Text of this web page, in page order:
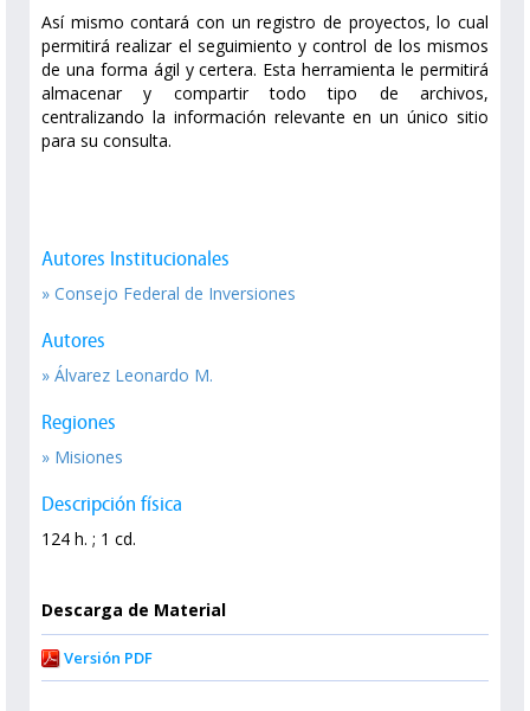
Así mismo contará con un registro de proyectos, lo cual
permitirá realizar el seguimiento y control de los mismos
de una forma ágil y certera. Esta herramienta le permitirá
almacenar y compartir todo tipo de archivos,
centralizando la información relevante en un único sitio
para su consulta.
Autores Institucionales
» Consejo Federal de Inversiones
Autores
» Álvarez Leonardo M.
Regiones
» Misiones
Descripción física
124 h. ; 1 cd.
Descarga de Material
Versión PDF